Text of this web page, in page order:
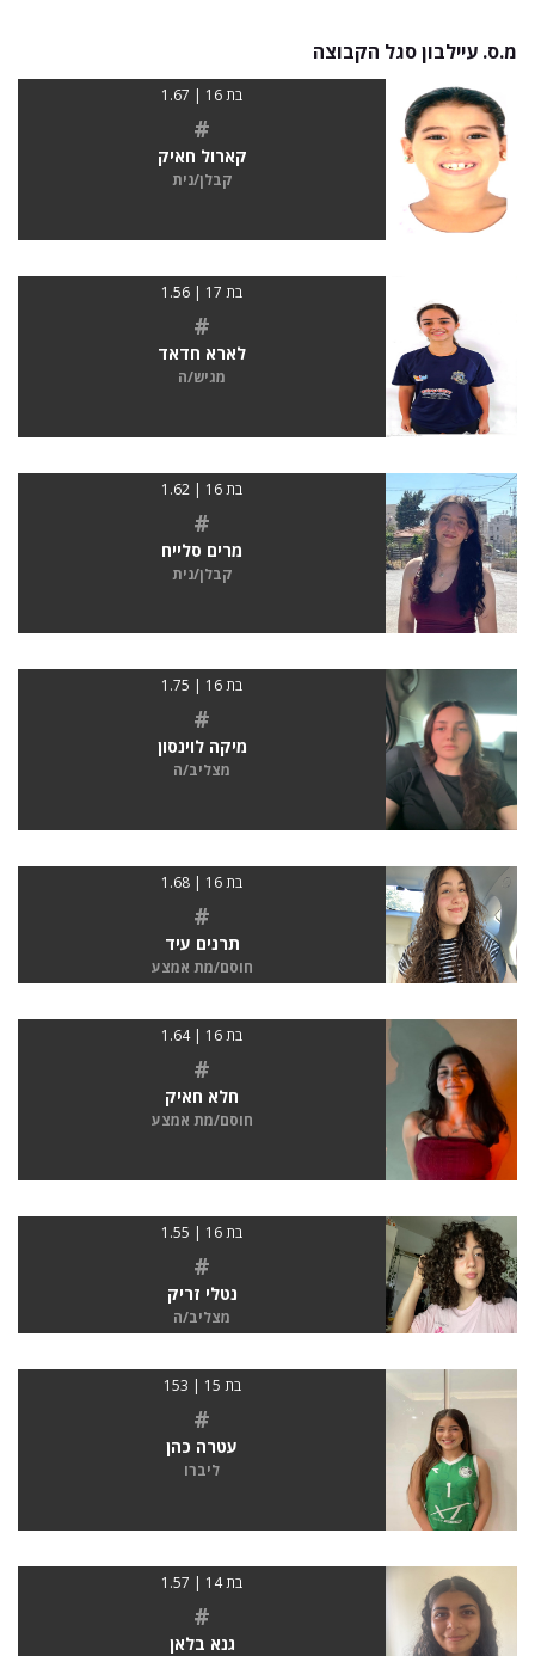
מ.ס. עיילבון סגל הקבוצה
בת 16 | 1.67
#
קארול חאיק
קבלן/נית
בת 17 | 1.56
#
לארא חדאד
מגיש/ה
בת 16 | 1.62
#
מרים סלייח
קבלן/נית
בת 16 | 1.75
#
מיקה לוינסון
מצליב/ה
בת 16 | 1.68
#
תרנים עיד
חוסם/מת אמצע
בת 16 | 1.64
#
חלא חאיק
חוסם/מת אמצע
בת 16 | 1.55
#
נטלי זריק
מצליב/ה
בת 15 | 153
#
עטרה כהן
ליברו
בת 14 | 1.57
#
גנא בלאן